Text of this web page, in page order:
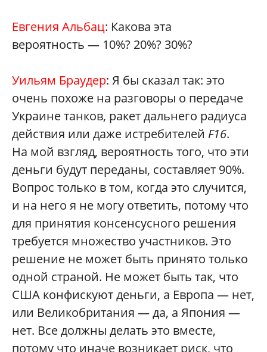
Евгения Альбац: Какова эта
вероятность — 10%? 20%? 30%?
Уильям Браудер: Я бы сказал так: это
очень похоже на разговоры о передаче
Украине танков, ракет дальнего радиуса
действия или даже истребителей F16.
На мой взгляд, вероятность того, что эти
деньги будут переданы, составляет 90%.
Вопрос только в том, когда это случится,
и на него я не могу ответить, потому что
для принятия консенсусного решения
требуется множество участников. Это
решение не может быть принято только
одной страной. Не может быть так, что
США конфискуют деньги, а Европа — нет,
или Великобритания — да, а Япония —
нет. Все должны делать это вместе,
потому что иначе возникает риск, что